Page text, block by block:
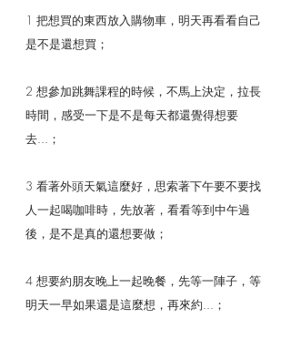
1 把想買的東西放入購物車，明天再看看自己
是不是還想買；
2 想參加跳舞課程的時候，不馬上決定，拉長
時間，感受一下是不是每天都還覺得想要
去...；
3 看著外頭天氣這麼好，思索著下午要不要找
人一起喝咖啡時，先放著，看看等到中午過
後，是不是真的還想要做；
4 想要約朋友晚上一起晚餐，先等一陣子，等
明天一早如果還是這麼想，再來約...；